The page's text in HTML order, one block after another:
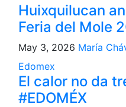
Huixquilucan
Feria del Mole
May 3, 2026 María
Edomex
El calor no da
#EDOMÉX